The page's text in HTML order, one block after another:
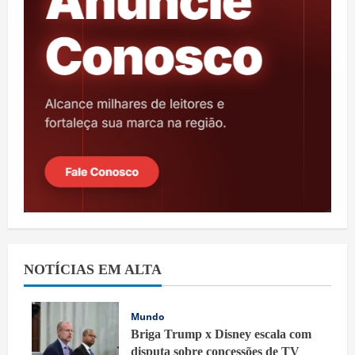
NOTÍCIAS EM ALTA
Mundo
Briga Trump x Disney escala com
disputa sobre concessões de TV